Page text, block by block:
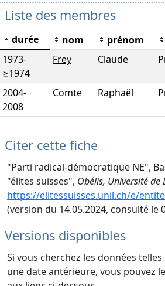
Liste des membres
durée nom prénom
1973-
≥1974
Frey Claude
2004-
2008
Comte Raphaël
Citer cette fiche
"Parti radical-démocratique NE",
"élites suisses", Obélis, Université de
https://elitessuisses.unil.ch/e/
(version du 14.05.2024, consulté le
Versions disponibles
Si vous cherchez les données
une date antérieure, vous pouvez